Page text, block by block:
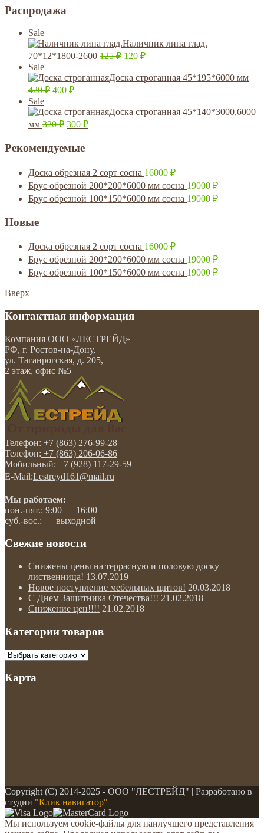
Распродажа
Sale
Наличник липа глад.
70*12*1800-2600 125₽ 120 ₽
Sale
Доска строганная 45*195*6000 мм
420₽ 400 ₽
Sale
Доска строганная 45*140*3000,6000
мм 320₽ 300 ₽
Рекомендуемые
Доска обрезная 2 сорт сосна 16000 ₽
Брус обрезной 200*200*6000 мм сосна 19000 ₽
Брус обрезной 100*150*6000 мм сосна 19000 ₽
Новые
Доска обрезная 2 сорт сосна 16000 ₽
Брус обрезной 200*200*6000 мм сосна 19000 ₽
Брус обрезной 100*150*6000 мм сосна 19000 ₽
Вверх
Контактная информация
Компания ООО «ЛЕСТРЕЙД»
РФ, г. Ростов-на-Дону,
ул. Таганрогская, д. 205,
2 этаж, офис №5
Телефон: +7 (863) 276-99-28
Телефон: +7 (863) 206-06-86
Мобильный: +7 (928) 117-29-59
E-Mail:Lestreyd161@mail.ru
Мы работаем:
пон.-пят.: 9:00 — 16:00
суб.-вос.: — выходной
Свежие новости
Снижены цены на террасную и половую доску
лиственница! 13.07.2019
Новое поступление мебельных щитов! 20.03.2018
С Днем Защитника Отечества!!! 21.02.2018
Снижение цен!!!! 21.02.2018
Категории товаров
Карта
Copyright (С) 2014-2025 - ООО "ЛЕСТРЕЙД" | Разработано в
студии "Клик навигатор"
Мы используем cookie-файлы для наилучшего представления